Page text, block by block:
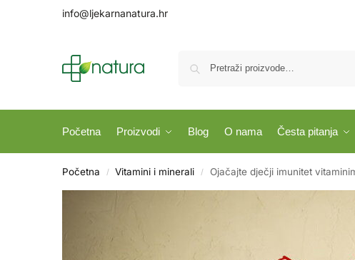
info@ljekarnanatura.hr
Početna Proizvodi Blog O nama Česta pitanja
Početna / Vitamini i minerali / Ojačajte dječji imunitet